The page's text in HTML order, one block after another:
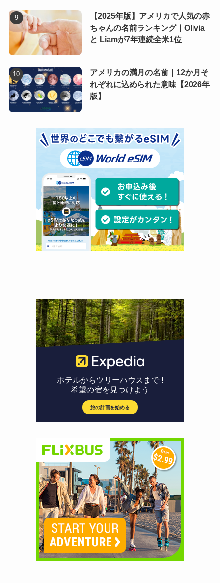
【2025年版】アメリカで人気の赤
ちゃんの名前ランキング｜Olivia
と Liamが7年連続全米1位
アメリカの満月の名前｜12か月そ
れぞれに込められた意味【2026年
版】